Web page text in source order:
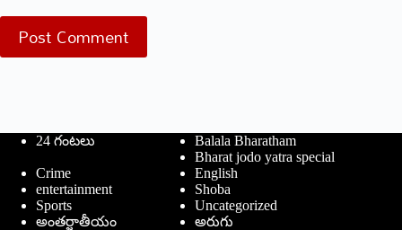
Post Comment
24 గంటలు
Balala Bharatham
Bharat jodo yatra special
Crime
English
entertainment
Shoba
Sports
Uncategorized
అంతర్జాతీయం
అరుగు